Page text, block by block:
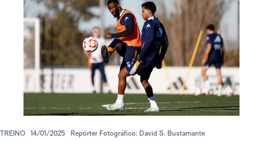
TREINO 14/01/2025 Repórter Fotográfico: David S. Bustamante